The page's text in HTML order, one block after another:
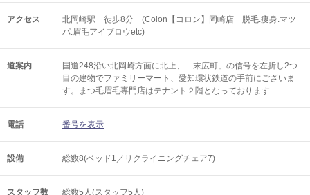
アクセス
北岡崎駅 徒歩8分 (Colon【コロン】岡崎店 脱毛.痩身.マツ
パ.眉毛アイブロウetc)
道案内
国道248沿い北岡崎方面に北上、「末広町」の信号を左折し2つ
目の建物でファミリーマート、愛知環状鉄道の手前にございま
す。まつ毛眉毛専門店はテナント２階となっております
電話 番号を表示
設備 総数8(ベッド1／リクライニングチェア7)
スタッフ数 総数5人(スタッフ5人)